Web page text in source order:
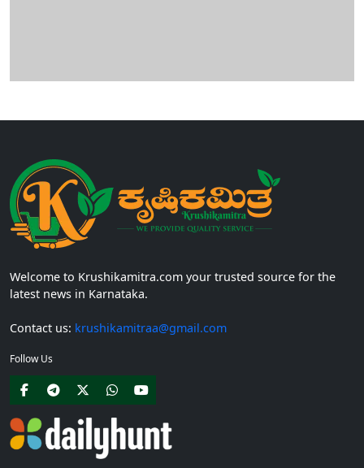
Welcome to Krushikamitra.com your trusted source for the
latest news in Karnataka.
Contact us: krushikamitraa@gmail.com
Follow Us